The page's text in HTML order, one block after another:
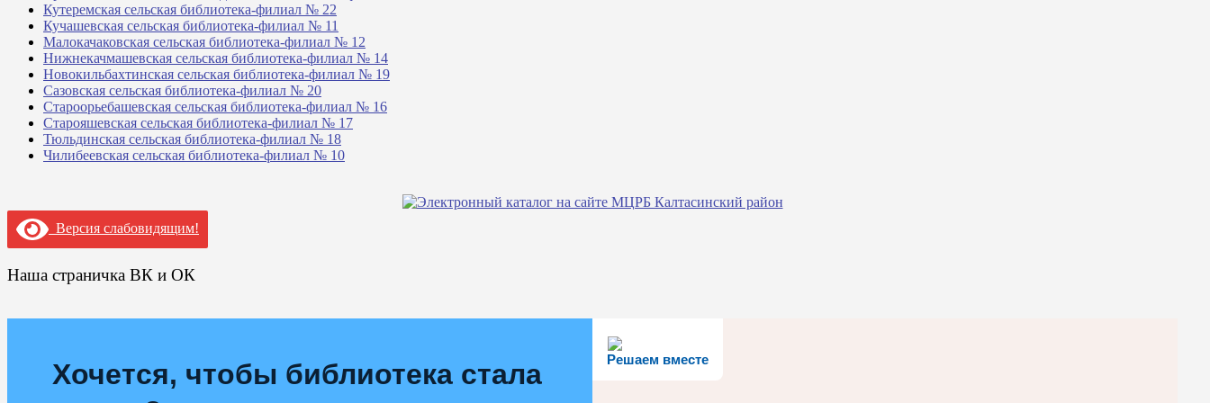
Кутеремская сельская библиотека-филиал № 22
Кучашевская сельская библиотека-филиал № 11
Малокачаковская сельская библиотека-филиал № 12
Нижнекачмашевская сельская библиотека-филиал № 14
Новокильбахтинская сельская библиотека-филиал № 19
Сазовская сельская библиотека-филиал № 20
Староорьебашевская сельская библиотека-филиал № 16
Старояшевская сельская библиотека-филиал № 17
Тюльдинская сельская библиотека-филиал № 18
Чилибеевская сельская библиотека-филиал № 10
Версия слабовидящим!
Наша страничка ВК и ОК
Решаем вместе
Хочется, чтобы библиотека стала